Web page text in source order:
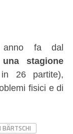
anno fa dal
una stagione
26 partite),
fisici e di
BÄRTSCHI